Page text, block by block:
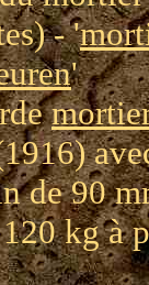
- '
'
de 90
kg à